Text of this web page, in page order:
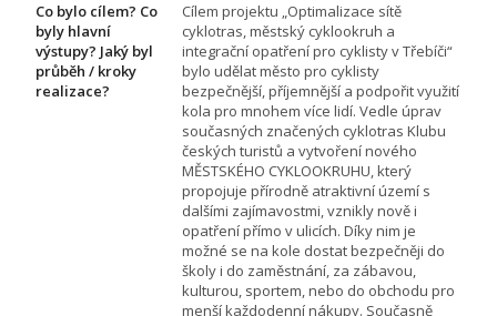
Co bylo cílem? Co
byly hlavní
výstupy? Jaký byl
průběh / kroky
realizace?
Cílem projektu „Optimalizace sítě
cyklotras, městský cyklookruh a
integrační opatření pro cyklisty v Třebíči“
bylo udělat město pro cyklisty
bezpečnější, příjemnější a podpořit využití
kola pro mnohem více lidí. Vedle úprav
současných značených cyklotras Klubu
českých turistů a vytvoření nového
MĚSTSKÉHO CYKLOOKRUHU, který
propojuje přírodně atraktivní území s
dalšími zajímavostmi, vznikly nově i
opatření přímo v ulicích. Díky nim je
možné se na kole dostat bezpečněji do
školy i do zaměstnání, za zábavou,
kulturou, sportem, nebo do obchodu pro
menší každodenní nákupy. Současně